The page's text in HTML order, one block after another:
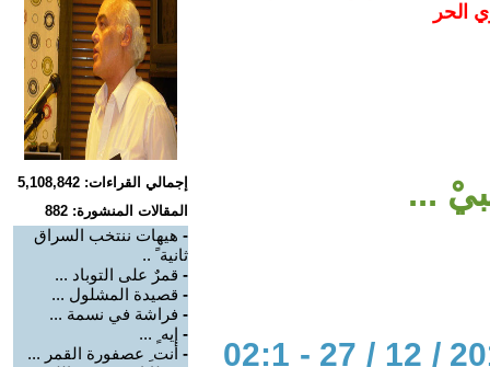
الحر
...
الحوار المتمدن-العدد: 5740 - 2017 / 12 / 27 - 02:1
إجمالي القراءات: 5,108,842
المقالات المنشورة: 882
- هيهات ننتخب السراق
ثانية ً ..
- قمرٌ على التوباد ...
- قصيدة المشلول ...
- فراشة في نسمة ...
- إيه ٍ ...
- أنت ِ عصفورة القمر ...